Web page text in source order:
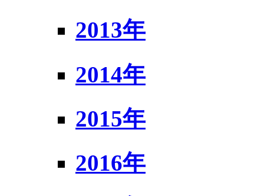
2013年
2014年
2015年
2016年